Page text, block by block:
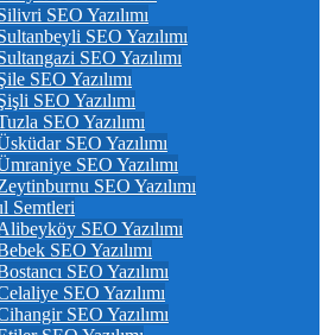
SEO Yazılımı
SEO Yazılımı
SEO Yazılımı
SEO Yazılımı
SEO Yazılımı
SEO Yazılımı
SEO Yazılımı
SEO Yazılımı
SEO Yazılımı
Semtleri
SEO Yazılımı
SEO Yazılımı
SEO Yazılımı
SEO Yazılımı
SEO Yazılımı